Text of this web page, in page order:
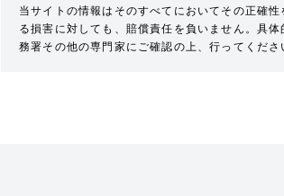
当サイトの情報はそのすべてにおいてその正確
る損害に対しても、賠償責任を負いません。具
務署その他の専門家にご確認の上、行ってくださ